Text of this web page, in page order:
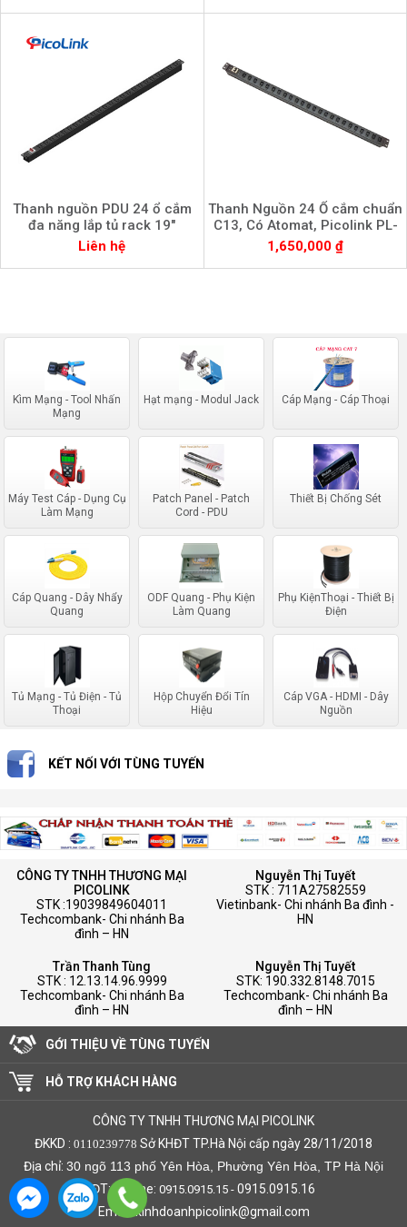
Thanh nguồn PDU 24 ổ cắm
đa năng lắp tủ rack 19"
Picolink PL-PDU24
Liên hệ
Thanh Nguồn 24 Ổ cắm chuẩn
C13, Có Atomat, Picolink PL-
PDU24-C13
1,650,000 ₫
Kìm Mạng - Tool Nhấn
Mạng
Hạt mạng - Modul Jack Cáp Mạng - Cáp Thoại
Máy Test Cáp - Dụng Cụ
Làm Mạng
Patch Panel - Patch
Cord - PDU
Thiết Bị Chống Sét
Cáp Quang - Dây Nhẩy
Quang
ODF Quang - Phụ Kiện
Làm Quang
Phụ KiệnThoại - Thiết Bị
Điện
Tủ Mạng - Tủ Điện - Tủ
Thoại
Hộp Chuyển Đổi Tín
Hiệu
Cáp VGA - HDMI - Dây
Nguồn
KẾT NỐI VỚI TÙNG TUYẾN
CÔNG TY TNHH THƯƠNG MẠI
PICOLINK
STK :19039849604011
Techcombank- Chi nhánh Ba
đình – HN
Nguyễn Thị Tuyết
STK : 711A27582559
Vietinbank- Chi nhánh Ba đình -
HN
Trần Thanh Tùng
STK : 12.13.14.96.9999
Techcombank- Chi nhánh Ba
đình – HN
Nguyễn Thị Tuyết
STK: 190.332.8148.7015
Techcombank- Chi nhánh Ba
đình – HN
GỚI THIỆU VỀ TÙNG TUYẾN
HỖ TRỢ KHÁCH HÀNG
CÔNG TY TNHH THƯƠNG MẠI PICOLINK
ĐKKD : 0110239778 Sở KHĐT TP.Hà Nội cấp ngày 28/11/2018
Địa chỉ: 30 ngõ 113 phố Yên Hòa, Phường Yên Hòa, TP Hà Nội
ĐT: Hotline: 0915.0915.15 - 0915.0915.16
Email: kinhdoanhpicolink@gmail.com